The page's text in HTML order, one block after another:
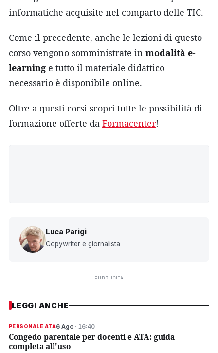
informatiche acquisite nel comparto delle TIC.
Come il precedente, anche le lezioni di questo
corso vengono somministrate in modalità e-
learning e tutto il materiale didattico
necessario è disponibile online.
Oltre a questi corsi scopri tutte le possibilità di
formazione offerte da Formacenter!
Luca Parigi
Copywriter e giornalista
PUBBLICITÀ
LEGGI ANCHE
PERSONALE ATA6 Ago · 16:40
Congedo parentale per docenti e ATA: guida
completa all'uso